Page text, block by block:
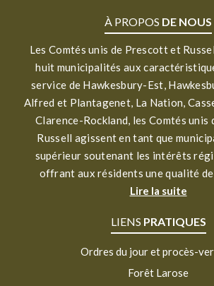
À PROPOS DE NOUS
Les Comtés unis de Prescott et
huit municipalités aux
service de Hawkesbury-Est,
Alfred et Plantagenet, La Nation,
Clarence-Rockland, les Comtés
Russell agissent en tant que
supérieur soutenant les intérêts
offrant aux résidents une qualité
Lire la suite
LIENS PRATIQUES
Ordres du jour et procès-
Forêt Larose